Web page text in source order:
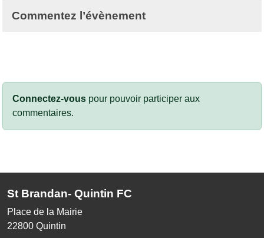
Commentez l’évènement
Connectez-vous pour pouvoir participer aux
commentaires.
St Brandan- Quintin FC
Place de la Mairie
22800 Quintin